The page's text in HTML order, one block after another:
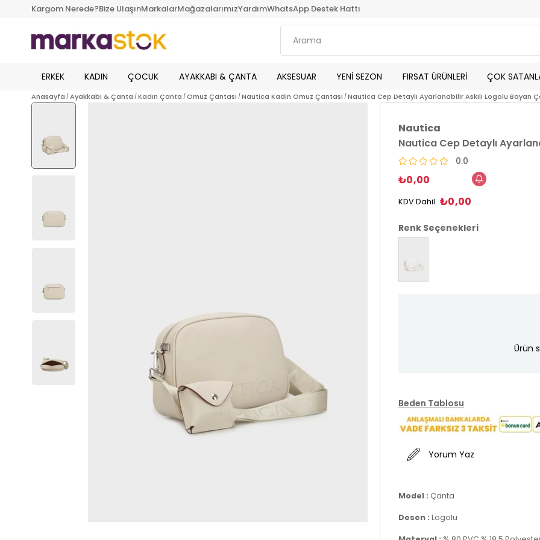
Kargom Nerede?Bize UlaşınMarkalarMağazalarımızYardımWhatsApp Destek Hattı
ERKEK KADIN ÇOCUK AYAKKABI & ÇANTA AKSESUAR YENİ SEZON FIRSAT ÜRÜNLERİ ÇOK
Anasayfa Ayakkabı & Çanta Kadın Çanta Omuz Çantası Nautica Kadın Omuz Çantası Nautica Cep Detaylı Ayarlanabilir Askılı Logolu Bayan
Nautica
Nautica Cep Detaylı
0.0
₺0,00
KDV Dahil ₺0,00
Renk Seçenekleri
Ürün
Beden Tablosu
Yorum Yaz
Model : Çanta
Desen : Logolu